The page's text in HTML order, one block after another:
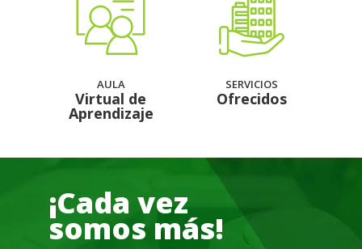
AULA
Virtual de
Aprendizaje
SERVICIOS
Ofrecidos
¡Cada vez
somos más!